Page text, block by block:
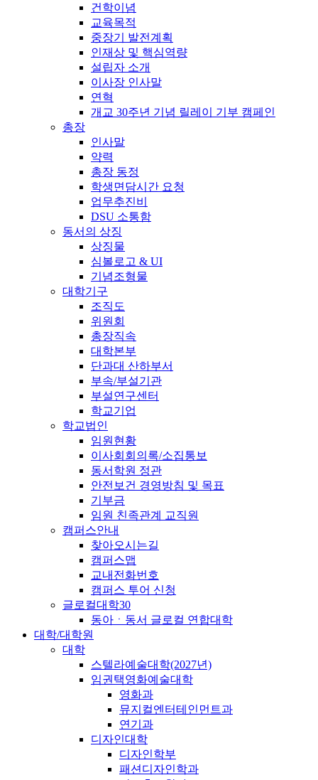
건학이념
교육목적
중장기 발전계획
인재상 및 핵심역량
설립자 소개
이사장 인사말
연혁
개교 30주년 기념 릴레이 기부 캠페인
총장
인사말
약력
총장 동정
학생면담시간 요청
업무추진비
DSU 소통함
동서의 상징
상징물
심볼로고 & UI
기념조형물
대학기구
조직도
위원회
총장직속
대학본부
단과대 산하부서
부속/부설기관
부설연구센터
학교기업
학교법인
임원현황
이사회회의록/소집통보
동서학원 정관
안전보건 경영방침 및 목표
기부금
임원 친족관계 교직원
캠퍼스안내
찾아오시는길
캠퍼스맵
교내전화번호
캠퍼스 투어 신청
글로컬대학30
동아ㆍ동서 글로컬 연합대학
대학/대학원
대학
스텔라예술대학(2027년)
임권택영화예술대학
영화과
뮤지컬엔터테인먼트과
연기과
디자인대학
디자인학부
패션디자인학과